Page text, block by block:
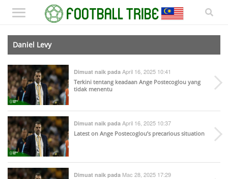
Daniel Levy
Dimuat naik pada April 16, 2025 10:41
Terkini tentang keadaan Ange Postecoglou yang
tidak menentu
Dimuat naik pada April 16, 2025 10:37
Latest on Ange Postecoglou’s precarious situation
Dimuat naik pada Mac 28, 2025 17:29